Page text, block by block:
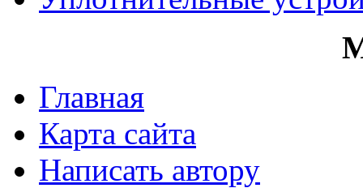
Главная
Карта сайта
Написать автору